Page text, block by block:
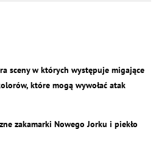
sceny w których występuje migające
które mogą wywołać atak
zakamarki Nowego Jorku i piekło